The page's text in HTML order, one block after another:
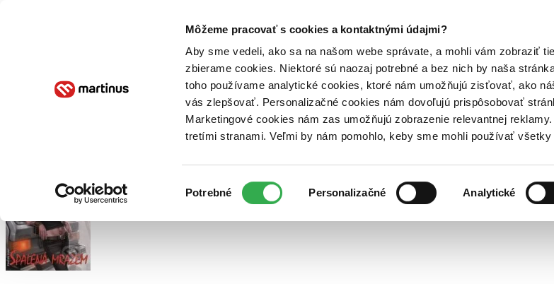
Môžeme pracovať s cookies a kontaktnými údajmi?
Aby sme vedeli, ako sa na našom webe správate, a mohli vám zobraziť
zbierame cookies. Niektoré sú naozaj potrebné a bez nich by naša
toho používame analytické cookies, ktoré nám umožňujú zisťovať, ako
vás zlepšovať. Personalizačné cookies nám dovoľujú prispôsobovať
Marketingové cookies nám zas umožňujú zobrazenie relevantnej
tretími stranami. Veľmi by nám pomohlo, keby sme mohli používať
súhlasu
Potrebné Personalizačné Analytické
Poukážky Kontakt